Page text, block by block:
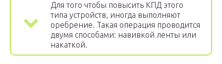
Для того чтобы повысить КПД этого
типа устройств, иногда выполняют
оребрение. Такая операция проводится
двумя способами: навивкой ленты или
накаткой.